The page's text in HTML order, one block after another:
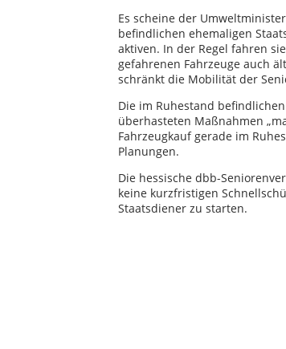
Es scheine der
befindlichen ehemaligen
aktiven. In der Regel fahren
gefahrenen Fahrzeuge auch
schränkt die Mobilität der
Die im Ruhestand
überhasteten Maßnahmen
Fahrzeugkauf gerade im
Planungen.
Die hessische dbb-
keine kurzfristigen
Staatsdiener zu starten.